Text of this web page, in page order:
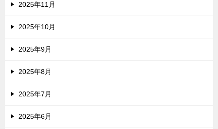
2025年11月
2025年10月
2025年9月
2025年8月
2025年7月
2025年6月